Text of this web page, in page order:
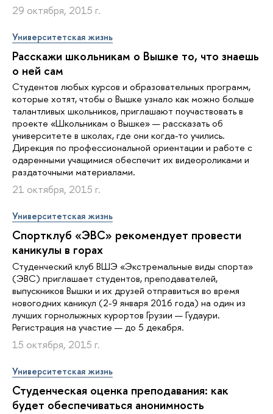
29 октября, 2015 г.
Университетская жизнь
Расскажи школьникам о Вышке то, что знаешь
о ней сам
Студентов любых курсов и образовательных программ,
которые хотят, чтобы о Вышке узнало как можно больше
талантливых школьников, приглашают поучаствовать в
проекте «Школьникам о Вышке» — рассказать об
университете в школах, где они когда-то учились.
Дирекция по профессиональной ориентации и работе с
одаренными учащимися обеспечит их видеороликами и
раздаточными материалами.
21 октября, 2015 г.
Университетская жизнь
Спортклуб «ЭВС» рекомендует провести
каникулы в горах
Студенческий клуб ВШЭ «Экстремальные виды спорта»
(ЭВС) приглашает студентов, преподавателей,
выпускников Вышки и их друзей отправиться во время
новогодних каникул (2-9 января 2016 года) на один из
лучших горнолыжных курортов Грузии — Гудаури.
Регистрация на участие — до 5 декабря.
15 октября, 2015 г.
Университетская жизнь
Студенческая оценка преподавания: как
будет обеспечиваться анонимность